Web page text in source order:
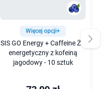
Więcej opcji+
SIS GO Energy + Caffeine Żel
energetyczny z kofeiną
jagodowy - 10 sztuk